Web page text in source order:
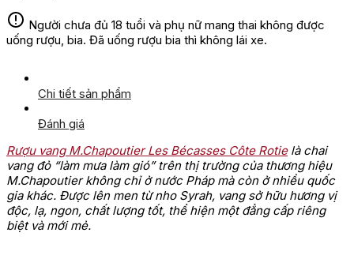
Người chưa đủ 18 tuổi và phụ nữ mang thai không được
uống rượu, bia. Đã uống rượu bia thì không lái xe.
Chi tiết sản phẩm
Đánh giá
Rượu vang M.Chapoutier Les Bécasses Côte Rotielà chai
vang đỏ “làm mưa làm gió” trên thị trường của thương hiệu
M.Chapoutier không chỉ ở nước Pháp mà còn ở nhiều quốc
gia khác. Được lên men từ nho Syrah, vang sở hữu hương vị
độc, lạ, ngon, chất lượng tốt, thể hiện một đẳng cấp riêng
biệt và mới mẻ.